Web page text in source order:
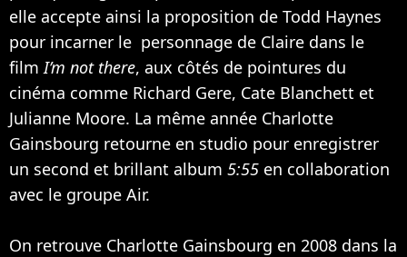
elle accepte ainsi la proposition de Todd Haynes
pour incarner le personnage de Claire dans le
filmI’m not there, aux côtés de pointures du
cinéma comme Richard Gere, Cate Blanchett et
Julianne Moore. La même année Charlotte
Gainsbourg retourne en studio pour enregistrer
un second et brillant album 5:55 en collaboration
avec le groupe Air.
On retrouve Charlotte Gainsbourg en 2008 dans la